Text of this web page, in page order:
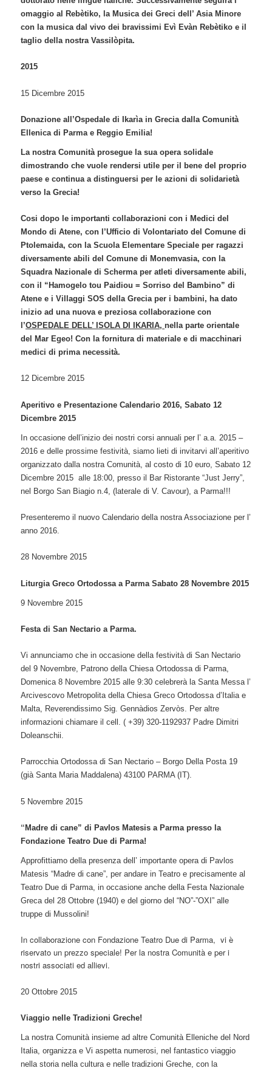
omaggio al Rebètiko, la Musica dei Greci dell’ Asia Minore
con la musica dal vivo dei bravissimi Evì Evàn Rebètiko e il
taglio della nostra Vassilòpita.
2015
15 Dicembre 2015
Donazione all’Ospedale di Ikarìa in Grecia dalla Comunità
Ellenica di Parma e Reggio Emilia!
La nostra Comunità prosegue la sua opera solidale
dimostrando che vuole rendersi utile per il bene del proprio
paese e continua a distinguersi per le azioni di solidarietà
verso la Grecia!
Cosi dopo le importanti collaborazioni con i Medici del
Mondo di Atene, con l’Ufficio di Volontariato del Comune di
Ptolemaida, con la Scuola Elementare Speciale per ragazzi
diversamente abili del Comune di Monemvasia, con la
Squadra Nazionale di Scherma per atleti diversamente abili,
con il “Hamogelo tou Paidiou = Sorriso del Bambino” di
Atene e i Villaggi SOS della Grecia per i bambini, ha dato
inizio ad una nuova e preziosa collaborazione con
l’OSPEDALE DELL’ ISOLA DI IKARIA,nella parte orientale
del Mar Egeo! Con la fornitura di materiale e di macchinari
medici di prima necessità.
12 Dicembre 2015
Aperitivo e Presentazione Calendario 2016, Sabato 12
Dicembre 2015
In occasione dell’inizio dei nostri corsi annuali per l’ a.a. 2015 –
2016 e delle prossime festività, siamo lieti di invitarvi all’aperitivo
organizzato dalla nostra Comunità, al costo di 10 euro, Sabato 12
Dicembre 2015 alle 18:00, presso il Bar Ristorante “Just Jerry”,
nel Borgo San Biagio n.4, (laterale di V. Cavour), a Parma!!!
Presenteremo il nuovo Calendario della nostra Associazione per l’
anno 2016.
28 Novembre 2015
Liturgia Greco Ortodossa a Parma Sabato 28 Novembre 2015
9 Novembre 2015
Festa di San Nectario a Parma.
Vi annunciamo che in occasione della festività di San Nectario
del 9 Novembre, Patrono della Chiesa Ortodossa di Parma,
Domenica 8 Novembre 2015 alle 9:30 celebrerà la Santa Messa l’
Arcivescovo Metropolita della Chiesa Greco Ortodossa d’Italia e
Malta, Reverendissimo Sig. Gennàdios Zervòs. Per altre
informazioni chiamare il cell. ( +39) 320-1192937 Padre Dimitri
Doleanschii.
Parrocchia Ortodossa di San Nectario – Borgo Della Posta 19
(già Santa Maria Maddalena) 43100 PARMA (IT).
5 Novembre 2015
“Madre di cane” di Pavlos Matesis a Parma presso la
Fondazione Teatro Due di Parma!
Approfittiamo della presenza dell’ importante opera di Pavlos
Matesis “Madre di cane”, per andare in Teatro e precisamente al
Teatro Due di Parma, in occasione anche della Festa Nazionale
Greca del 28 Ottobre (1940) e del giorno del “NO”-”OXI” alle
truppe di Mussolini!
In collaborazione con Fondazione Teatro Due di Parma, vi è
riservato un prezzo speciale! Per la nostra Comunità e per i
nostri associati ed allievi.
20 Ottobre 2015
Viaggio nelle Tradizioni Greche!
La nostra Comunità insieme ad altre Comunità Elleniche del Nord
Italia, organizza e Vi aspetta numerosi, nel fantastico viaggio
nella storia nella cultura e nelle tradizioni Greche, con la